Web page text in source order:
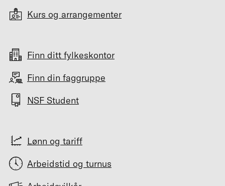
Kurs og arrangementer
Finn ditt fylkeskontor
Finn din faggruppe
NSF Student
Lønn og tariff
Arbeidstid og turnus